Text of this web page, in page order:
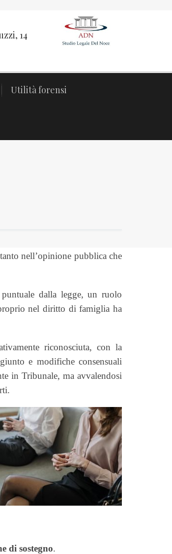
14
Utilità forensi
Utilità forensi
nell’opinione pubblica che
dalla legge, un ruolo
nel diritto di famiglia ha
riconosciuta, con la
e modifiche consensuali
in Tribunale, ma avvalendosi
di sostegno.